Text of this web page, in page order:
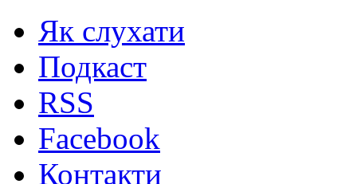
Як слухати
Подкаст
RSS
Facebook
Контакти